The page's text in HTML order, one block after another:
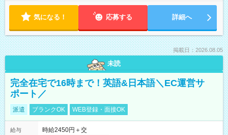
気になる！ 応募する 詳細へ
掲載日：2026.08.05
未読
完全在宅で16時まで！英語&日本語＼EC運営サ
ポート／
派遣 ブランクOK WEB登録・面接OK
給与
時給2450円＋交